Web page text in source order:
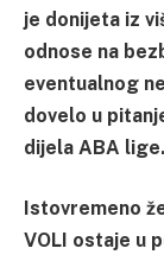
je donijeta iz
odnose na
eventualnog
dovelo u
dijela ABA lige.
Istovremeno
VOLI ostaje u